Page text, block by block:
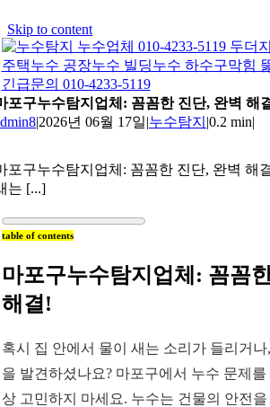
Skip to content
긴급문의 010-4233-5119
포구누수탐지업체: 꼼꼼한 진단, 완벽 해
|2026년 06월 17일|누수탐지 |0.2 min|
포구누수탐지업체: 꼼꼼한 진단, 완벽 해
는 [...]
table of contents
마포구누수탐지업체: 꼼꼼
해결!
혹시 집 안에서 물이 새는 소리가 들리거
을 발견하셨나요? 마포구에서 누수 문제를
상 고민하지 마세요. 누수는 건물의 안전